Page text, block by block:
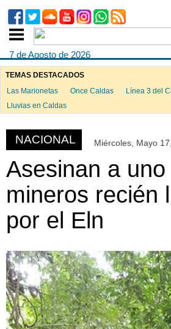
7 de Agosto de 2026
TEMAS DESTACADOS
Las Marionetas
Once Caldas Línea 3 del
Lluvias en Caldas
NACIONAL Miércoles, Mayo
Asesinan a
mineros recién
por el Eln